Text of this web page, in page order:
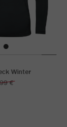
Winter
€